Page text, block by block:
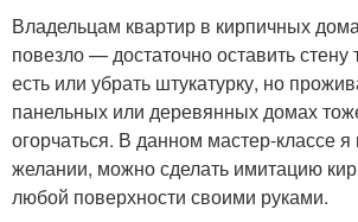
Владельцам квартир в кирпичных
повезло — достаточно оставить стену
есть или убрать штукатурку, но
панельных или деревянных домах
огорчаться. В данном мастер-классе я
желании, можно сделать имитацию
любой поверхности своими руками.